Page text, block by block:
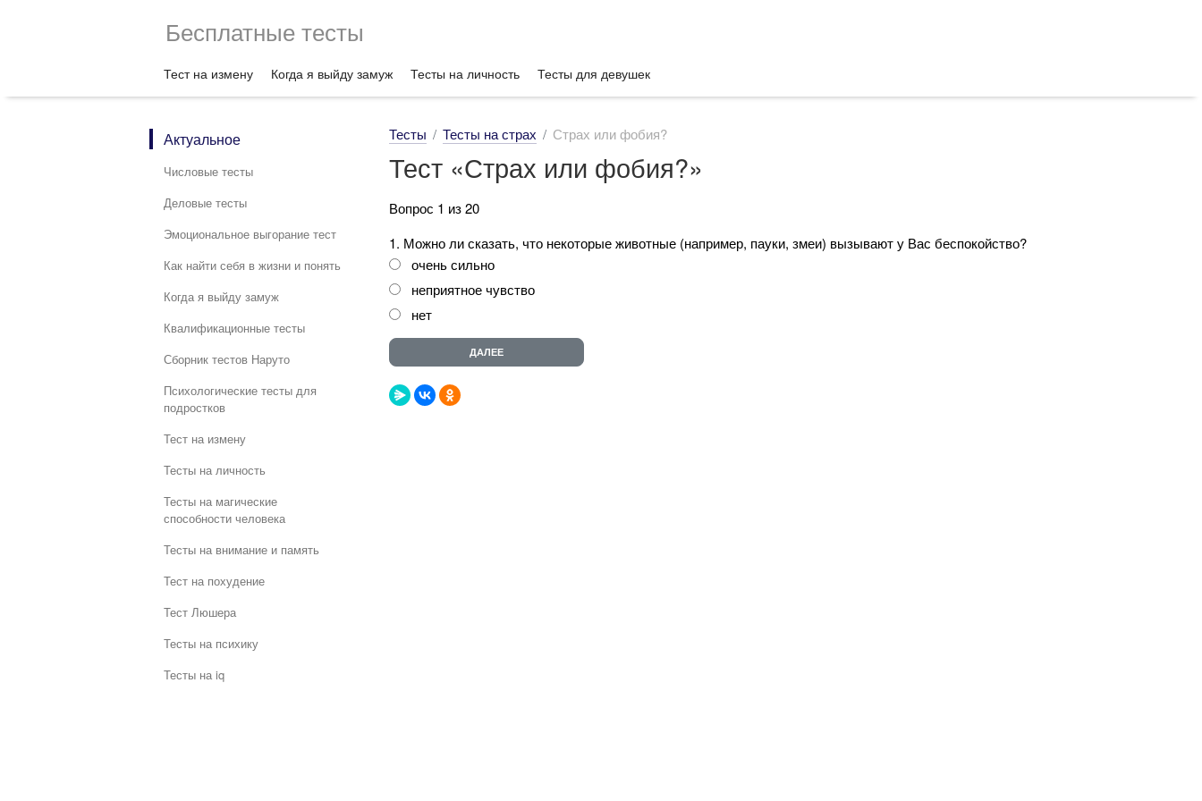
Бесплатные тесты
Тест на измену Когда я выйду замуж Тесты на личность Тесты для девушек
Актуальное
Числовые тесты
Деловые тесты
Эмоциональное выгорание тест
Как найти себя в жизни и понять
Когда я выйду замуж
Квалификационные тесты
Сборник тестов Наруто
Психологические тесты для
подростков
Тест на измену
Тесты на личность
Тесты на магические
способности человека
Тесты на внимание и память
Тест на похудение
Тест Люшера
Тесты на психику
Тесты на iq
Тесты Тесты на страх Страх или фобия?
Тест «Страх или фобия?»
Вопрос 1 из 20
1. Можно ли сказать, что некоторые животные (например, пауки, змеи) вызывают у Вас беспокойство?
очень сильно
неприятное чувство
нет